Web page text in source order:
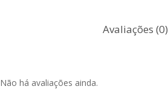
Avaliações (0)
Não há avaliações ainda.